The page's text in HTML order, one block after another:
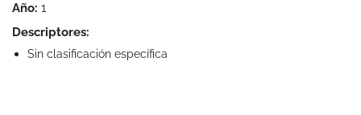
Año: 1
Descriptores:
Sin clasificación específica